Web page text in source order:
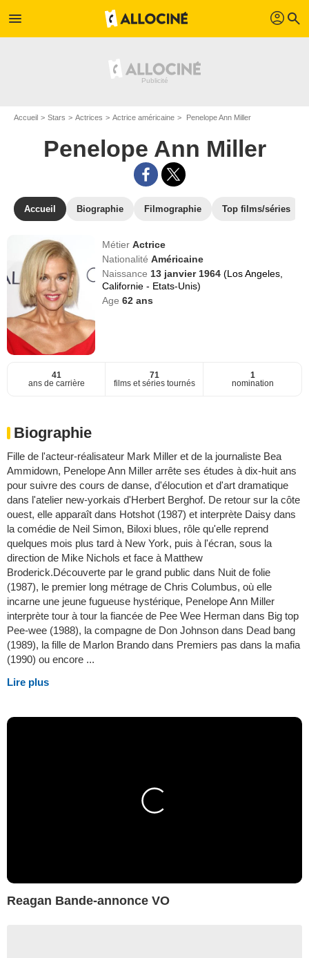
menu profil search
Accueil Stars Actrices Actrice américaine Penelope Ann Miller
Penelope Ann Miller
Accueil Biographie Filmographie Top films/séries
MétierActrice
NationalitéAméricaine
Naissance 13 janvier 1964(Los Angeles,
Californie - Etats-Unis)
Age62 ans
41
ans de carrière
71
films et séries tournés
1
nomination
Biographie
Fille de l'acteur-réalisateur Mark Miller et de la journaliste Bea
Ammidown, Penelope Ann Miller arrête ses études à dix-huit ans
pour suivre des cours de danse, d'élocution et d'art dramatique
dans l'atelier new-yorkais d'Herbert Berghof. De retour sur la côte
ouest, elle apparaît dans Hotshot (1987) et interprète Daisy dans
la comédie de Neil Simon, Biloxi blues, rôle qu'elle reprend
quelques mois plus tard à New York, puis à l'écran, sous la
direction de Mike Nichols et face à Matthew
Broderick.Découverte par le grand public dans Nuit de folie
(1987), le premier long métrage de Chris Columbus, où elle
incarne une jeune fugueuse hystérique, Penelope Ann Miller
interprète tour à tour la fiancée de Pee Wee Herman dans Big top
Pee-wee (1988), la compagne de Don Johnson dans Dead bang
(1989), la fille de Marlon Brando dans Premiers pas dans la mafia
(1990) ou encore ...
Lire plus
Reagan Bande-annonce VO